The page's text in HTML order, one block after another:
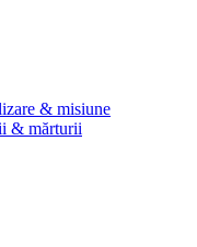
& misiune
& mărturii